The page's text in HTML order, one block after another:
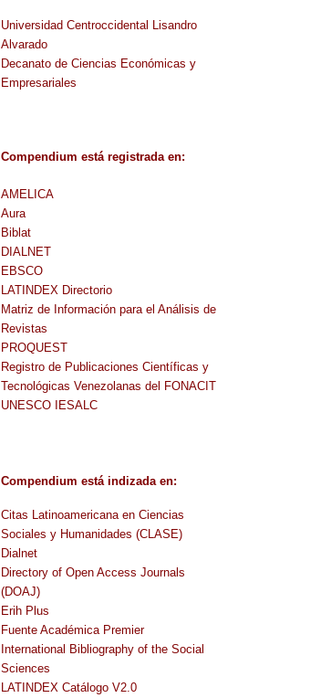
Universidad Centroccidental Lisandro
Alvarado
Decanato de Ciencias Económicas y
Empresariales
Compendium está registrada en:
AMELICA
Aura
Biblat
DIALNET
EBSCO
LATINDEX Directorio
Matriz de Información para el Análisis de
Revistas
PROQUEST
Registro de Publicaciones Científicas y
Tecnológicas Venezolanas del FONACIT
UNESCO IESALC
Compendium está indizada en:
Citas Latinoamericana en Ciencias
Sociales y Humanidades (CLASE)
Dialnet
Directory of Open Access Journals
(DOAJ)
Erih Plus
Fuente Académica Premier
International Bibliography of the Social
Sciences
LATINDEX Catálogo V2.0